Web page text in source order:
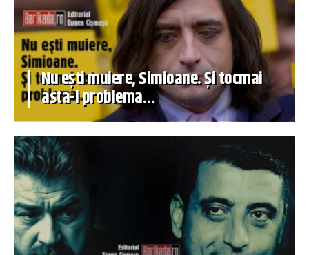
Nu ești muiere, Simioane. Și tocmai
asta-i problema…